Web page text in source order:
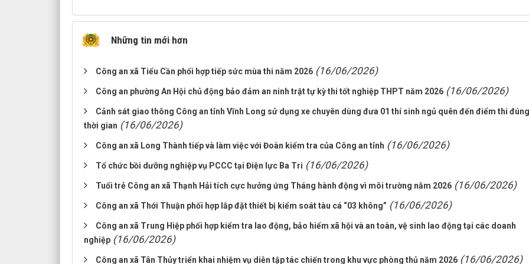
Những tin mới hơn
Công an xã Tiểu Cần phối hợp tiếp sức mùa thi năm 2026 (16/06/2026)
Công an phường An Hội chủ động bảo đảm an ninh trật tự kỳ thi tốt nghiệp THPT năm 2026 (16/06/2026)
Cảnh sát giao thông Công an tỉnh Vĩnh Long sử dụng xe chuyên dùng đưa 01 thí sinh ngủ quên đến điểm thi đúng
thời gian (16/06/2026)
Công an xã Long Thành tiếp và làm việc với Đoàn kiểm tra của Công an tỉnh (16/06/2026)
Tổ chức bồi dưỡng nghiệp vụ PCCC tại Điện lực Ba Tri (16/06/2026)
Tuổi trẻ Công an xã Thạnh Hải tích cực hưởng ứng Tháng hành động vì môi trường năm 2026 (16/06/2026)
Công an xã Thới Thuận phối hợp lắp đặt thiết bị kiểm soát tàu cá “03 không” (16/06/2026)
Công an xã Trung Hiệp phối hợp kiểm tra lao động, bảo hiểm xã hội và an toàn, vệ sinh lao động tại các doanh
nghiệp (16/06/2026)
Công an xã Tân Thủy triển khai nhiệm vụ diễn tập tác chiến trong khu vực phòng thủ năm 2026 (16/06/2026)